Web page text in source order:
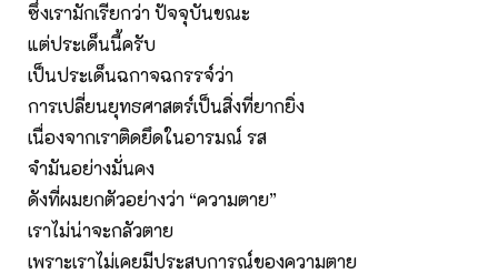
ซึ่งเรามักเรียกว่า ปัจจุบันขณะ
แต่ประเด็นนี้ครับ
เป็นประเด็นฉกาจฉกรรจ์ว่า
การเปลี่ยนยุทธศาสตร์เป็นสิ่งที่ยากยิ่ง
เนื่องจากเราติดยึดในอารมณ์ รส
จำมันอย่างมั่นคง
ดังที่ผมยกตัวอย่างว่า “ความตาย”
เราไม่น่าจะกลัวตาย
เพราะเราไม่เคยมีประสบการณ์ของความตาย